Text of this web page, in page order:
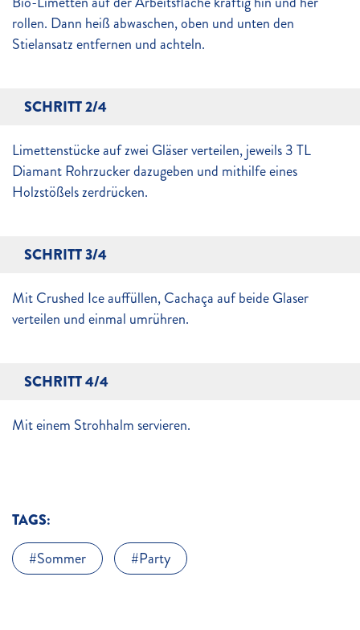
rollen. Dann heiß abwaschen, oben und unten den
Stielansatz entfernen und achteln.
SCHRITT 2/4
Limettenstücke auf zwei Gläser verteilen, jeweils 3 TL
Diamant Rohrzucker dazugeben und mithilfe eines
Holzstößels zerdrücken.
SCHRITT 3/4
Mit Crushed Ice auffüllen, Cachaça auf beide Glaser
verteilen und einmal umrühren.
SCHRITT 4/4
Mit einem Strohhalm servieren.
TAGS:
Sommer
Party